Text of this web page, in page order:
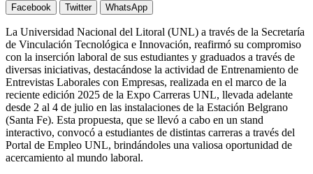
Facebook Twitter WhatsApp
La Universidad Nacional del Litoral (UNL) a través de la Secretaría
de Vinculación Tecnológica e Innovación, reafirmó su compromiso
con la inserción laboral de sus estudiantes y graduados a través de
diversas iniciativas, destacándose la actividad de Entrenamiento de
Entrevistas Laborales con Empresas, realizada en el marco de la
reciente edición 2025 de la Expo Carreras UNL, llevada adelante
desde 2 al 4 de julio en las instalaciones de la Estación Belgrano
(Santa Fe). Esta propuesta, que se llevó a cabo en un stand
interactivo, convocó a estudiantes de distintas carreras a través del
Portal de Empleo UNL, brindándoles una valiosa oportunidad de
acercamiento al mundo laboral.